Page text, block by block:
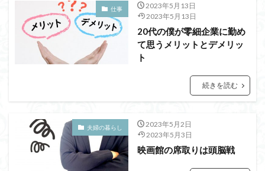
仕事
2023年5月13日
2023年5月13日
20代の僕が零細企業に勤め
て思うメリットとデメリッ
ト
続きを読む
夫婦の暮らし
2023年5月2日
2023年5月3日
映画館の席取りは頭脳戦